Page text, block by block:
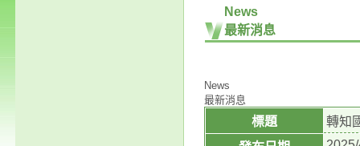
News
最新消息
News
最新消息
標題
轉知